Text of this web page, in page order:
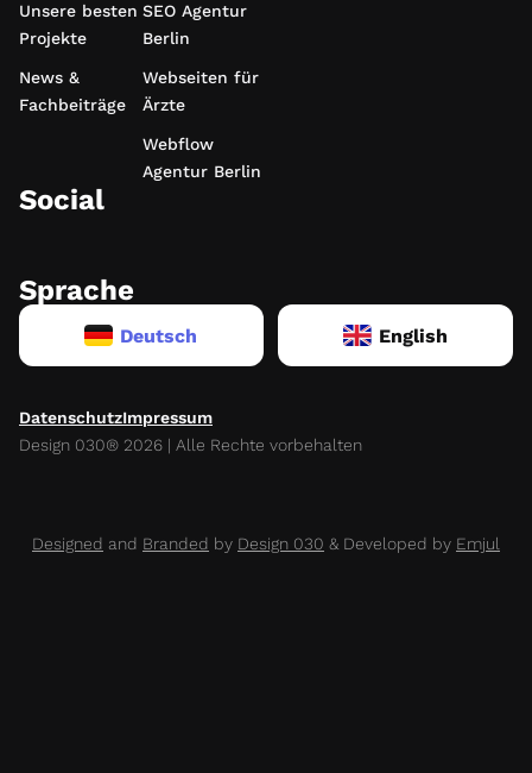
Unsere besten
Projekte
News &
Fachbeiträge
SEO Agentur
Berlin
Webseiten für
Ärzte
Webflow
Agentur Berlin
Social
Sprache
Deutsch English
DatenschutzImpressum
Design 030® 2026 | Alle Rechte vorbehalten
Designed and Branded by Design 030 & Developed by Emjul